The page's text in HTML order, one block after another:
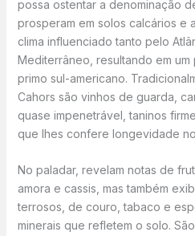
possa ostentar a denominação
prosperam em solos calcários e
clima influenciado tanto pelo
Mediterrâneo, resultando em
primo sul-americano.
Cahors são vinhos de guarda,
quase impenetrável, taninos
que lhes confere longevidade
No paladar, revelam notas de
amora e cassis, mas também
terrosos, de couro, tabaco e
minerais que refletem o solo.